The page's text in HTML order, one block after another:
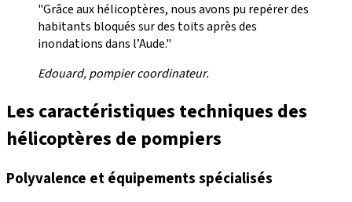
"Grâce aux hélicoptères, nous avons pu repérer des
habitants bloqués sur des toits après des
inondations dans l’Aude."
Edouard, pompier coordinateur.
Les caractéristiques techniques des
hélicoptères de pompiers
Polyvalence et équipements spécialisés